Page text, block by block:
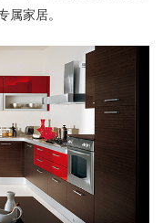
属家居。